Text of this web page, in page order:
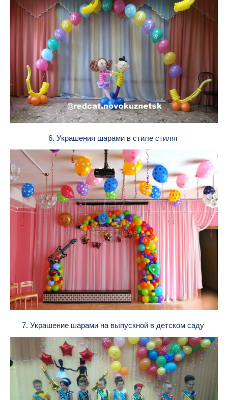
6. Украшения шарами в стиле стиляг
7. Украшение шарами на выпускной в детском саду